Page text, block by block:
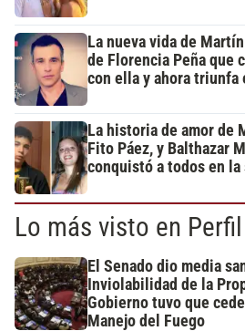
La nueva vida de
de Florencia Peña que
con ella y ahora triunfa
La historia de amor de
Fito Páez, y Balthazar
conquistó a todos en la
Lo más visto en Perfil
El Senado dio media
Inviolabilidad de la
Gobierno tuvo que
Manejo del Fuego